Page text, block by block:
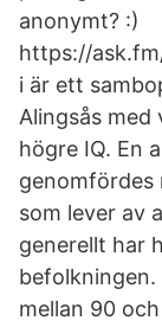
anonymt? :)
https://
i är ett
Alingsås med
högre IQ. En
genomfördes
som lever av
generellt har
befolkningen.
mellan 90